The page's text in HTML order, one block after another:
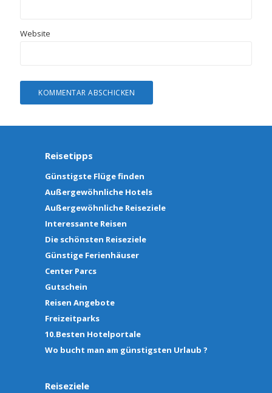
Website
Reisetipps
Günstigste Flüge finden
Außergewöhnliche Hotels
Außergewöhnliche Reiseziele
Interessante Reisen
Die schönsten Reiseziele
Günstige Ferienhäuser
Center Parcs
Gutschein
Reisen Angebote
Freizeitparks
10.Besten Hotelportale
Wo bucht man am günstigsten Urlaub ?
Reiseziele